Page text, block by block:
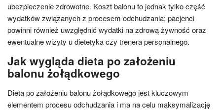
ubezpieczenie zdrowotne. Koszt balonu to jednak tylko część
wydatków związanych z procesem odchudzania; pacjenci
powinni również uwzględnić wydatki na zdrową żywność oraz
ewentualne wizyty u dietetyka czy trenera personalnego.
Jak wygląda dieta po założeniu
balonu żołądkowego
Dieta po założeniu balonu żołądkowego jest kluczowym
elementem procesu odchudzania i ma na celu maksymalizację